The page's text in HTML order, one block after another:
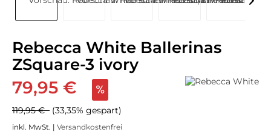
Rebecca White Ballerinas
ZSquare-3 ivory
79,95 €
119,95 € (33,35% gespart)
inkl. MwSt. | Versandkostenfrei